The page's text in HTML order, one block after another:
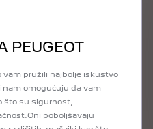
PEUGEOT
vam pružili najbolje iskustvo
nam omogućuju da vam
što su sigurnost,
poboljšavaju